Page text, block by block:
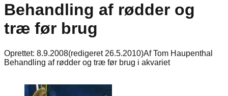
Behandling af rødder og
træ før brug
Oprettet: 8.9.2008(redigeret 26.5.2010)AfTom Haupenthal
Behandling af rødder og træ før brug i akvariet